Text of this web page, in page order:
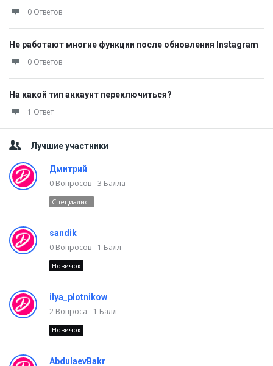
0 Ответов
Не работают многие функции после обновления Instagram
0 Ответов
На какой тип аккаунт переключиться?
1 Ответ
Лучшие участники
Дмитрий
0 Вопросов 3 Балла
Специалист
sandik
0 Вопросов 1 Балл
Новичок
ilya_plotnikow
2 Вопроса 1 Балл
Новичок
AbdulaevBakr